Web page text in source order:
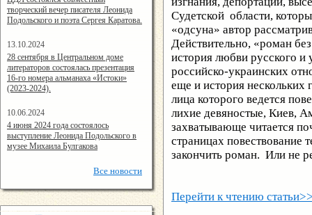
творческий вечер писателя Леонида
Подольского и поэта Сергея Каратова.
13.10.2024
14:08:11
28 сентября в Центральном доме
литераторов состоялась презентация
16-го номера альманаха «Истоки»
(2023-2024).
10.06.2024
15:02:44
4 июня 2024 года состоялось
выступление Леонида Подольского в
музее Михаила Булгакова
Все новости
Судетской области,
«одсуна» автор
Действительно, «роман
история любви русского и
российско-украинских
еще и история нескольких
лица которого ведется
лихие девяностые, Киев,
захватывающе читается
страницах повествование
закончить роман. Или не
Перейти к чтению